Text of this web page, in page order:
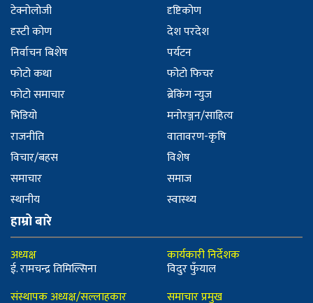
टेक्नोलोजी
दृष्टिकोण
दृस्टी कोण
देश परदेश
निर्वाचन बिशेष
पर्यटन
फोटो कथा
फोटो फिचर
फोटो समाचार
ब्रेकिंग न्युज
भिडियो
मनोरञ्जन/साहित्य
राजनीति
वातावरण-कृषि
विचार/बहस
विशेष
समाचार
समाज
स्थानीय
स्वास्थ्य
हाम्रो बारे
अध्यक्ष
ई. रामचन्द्र तिमिल्सिना
संस्थापक अध्यक्ष/सल्लाहकार
कार्यकारी निर्देशक
विदुर फुँयाल
समाचार प्रमुख